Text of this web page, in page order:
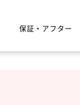
保証・アフター